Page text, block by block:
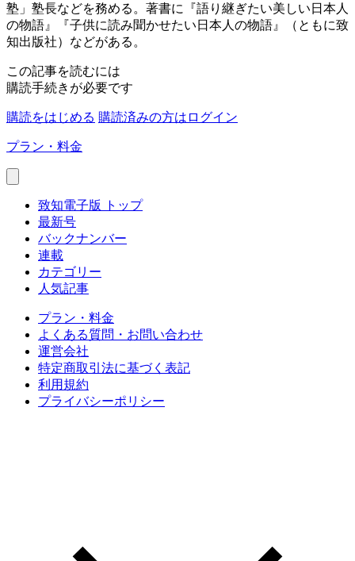
塾」塾長などを務める。著書に『語り継ぎたい美しい日本人
の物語』『子供に読み聞かせたい日本人の物語』（ともに致
知出版社）などがある。
この記事を読むには
購読手続きが必要です
購読をはじめる 購読済みの方はログイン
プラン・料金
致知電子版 トップ
最新号
バックナンバー
連載
カテゴリー
人気記事
プラン・料金
よくある質問・お問い合わせ
運営会社
特定商取引法に基づく表記
利用規約
プライバシーポリシー